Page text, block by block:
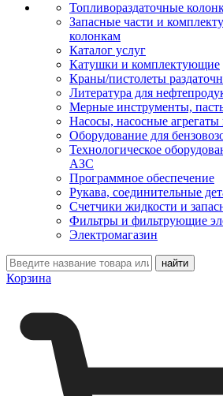
Топливораздаточные
Запасные части и
колонкам
Каталог услуг
Катушки и комплектующие
Краны/пистолеты
Литература для
Мерные инструменты,
Насосы, насосные агрегаты
Оборудование для
Технологическое
АЗС
Программное обеспечение
Рукава, соединительные
Счетчики жидкости и
Фильтры и фильтрующие
Электромагазин
Корзина